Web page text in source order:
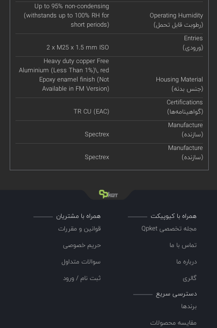
Operating Humidity
(رطوبت قابل تحمل)
Up to 95% non-condensing
(withstands up to 100% RH for
short periods)
Entries
(ورودی)
2 x M25 x 1.5 mm ISO
Housing Material
(جنس بدنه)
Heavy duty copper Free
Aluminium (Less Than 1%)\, red
Epoxy enamel finish (Not
Available in FM Version)
Certifications
(گواهینامه‌ها)
TR CU (EAC)
Manufacture
(سازنده)
Spectrex
Manufacture
(سازنده)
Spectrex
همراه با کیوپیکت
مجله تخصصی Qpket
تماس با ما
درباره ما
گالری
همراه با مشتریان
قوانین و مقررات
حریم خصوصی
سوالات متداول
ثبت نام / ورود
دسترسی سریع
برندها
مقایسه محصولات